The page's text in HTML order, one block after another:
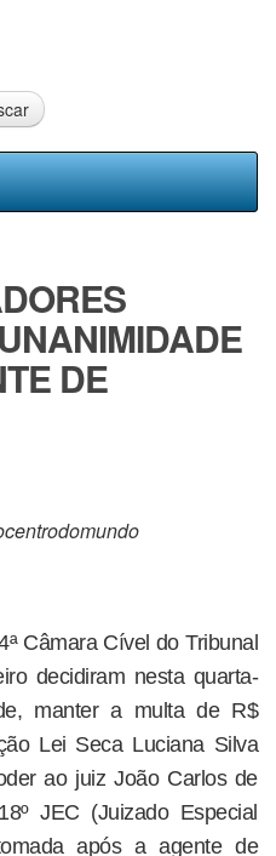
DE
Câmara Cível do Tribunal
decidiram nesta quarta-
manter a multa de R$
Lei Seca Luciana Silva
ao juiz João Carlos de
JEC (Juizado Especial
após a agente de